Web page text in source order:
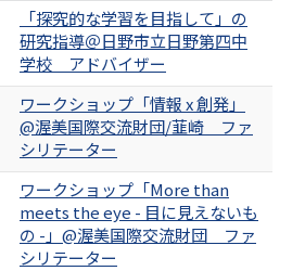
「探究的な学習を目指して」の
研究指導＠日野市立日野第四中
学校 アドバイザー
ワークショップ「情報 x 創発」
@渥美国際交流財団/韮崎 ファ
シリテーター
ワークショップ「More than
meets the eye - 目に見えないも
の -」@渥美国際交流財団 ファ
シリテーター